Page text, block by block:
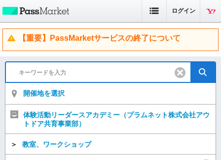
ログイン
【重要】PassMarketサービスの終了について
開催地を選択
体験活動リーダースアカデミー（プラムネット株式会社アウ
トドア共育事業部）
＞ 教室、ワークショップ